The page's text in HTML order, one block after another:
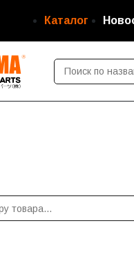
Каталог